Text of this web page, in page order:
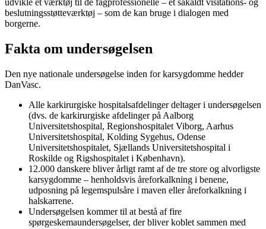
beslutningsstøtteværktøj – som de kan bruge i dialogen med
borgerne.
Fakta om undersøgelsen
Den nye nationale undersøgelse inden for karsygdomme hedder
DanVasc.
Alle karkirurgiske hospitalsafdelinger deltager i undersøgelsen
(dvs. de karkirurgiske afdelinger på Aalborg
Universitetshospital, Regionshospitalet Viborg, Aarhus
Universitetshospital, Kolding Sygehus, Odense
Universitetshospitalet, Sjællands Universitetshospital i
Roskilde og Rigshospitalet i København).
12.000 danskere bliver årligt ramt af de tre store og alvorligste
karsygdomme – henholdsvis åreforkalkning i benene,
udposning på legemspulsåre i maven eller åreforkalkning i
halskarrene.
Undersøgelsen kommer til at bestå af fire
spørgeskemaundersøgelser, der bliver koblet sammen med